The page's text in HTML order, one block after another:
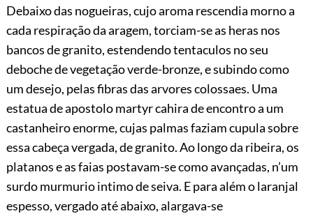
Debaixo das nogueiras, cujo aroma rescendia morno a
cada respiração da aragem, torciam-se as heras nos
bancos de granito, estendendo tentaculos no seu
deboche de vegetação verde-bronze, e subindo como
um desejo, pelas fibras das arvores colossaes. Uma
estatua de apostolo martyr cahira de encontro a um
castanheiro enorme, cujas palmas faziam cupula sobre
essa cabeça vergada,de granito. Ao longo da ribeira, os
platanos e as faias postavam-se como avançadas, n’um
surdo murmurio intimo de seiva. E para além o laranjal
espesso, vergado até abaixo, alargava-se